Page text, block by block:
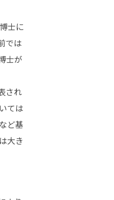
士に
では
士が
され
ては
ど基
大き